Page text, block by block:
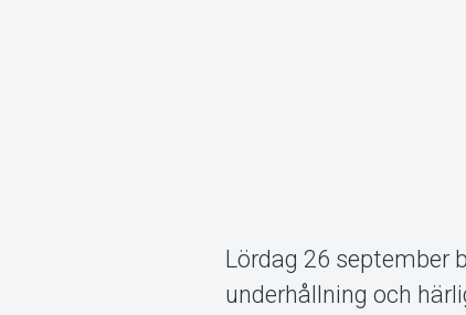
Lördag 26 september
underhållning och